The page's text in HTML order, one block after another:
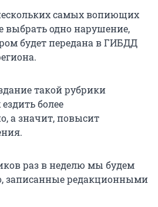
самых вопиющих
выбрать одно нарушение,
будет передана в ГИБДД
такой рубрики
более
а значит, повысит
раз в неделю мы будем
записанные редакционными